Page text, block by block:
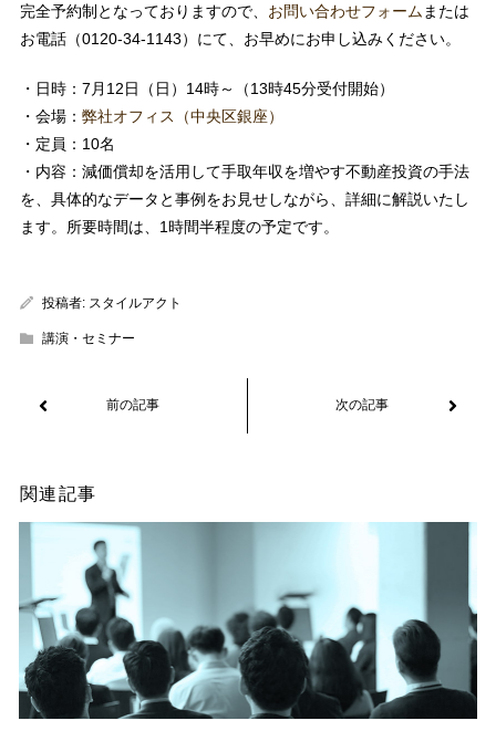
完全予約制となっておりますので、 お問い合わせフォーム または
お電話（0120-34-1143）にて、お早めにお申し込みください。
・日時：7月12日（日）14時～（13時45分受付開始）
・会場： 弊社オフィス（中央区銀座）
・定員：10名
・内容：減価償却を活用して手取年収を増やす不動産投資の手法
を、具体的なデータと事例をお見せしながら、詳細に解説いたし
ます。所要時間は、1時間半程度の予定です。
投稿者: スタイルアクト
講演・セミナー
関連記事